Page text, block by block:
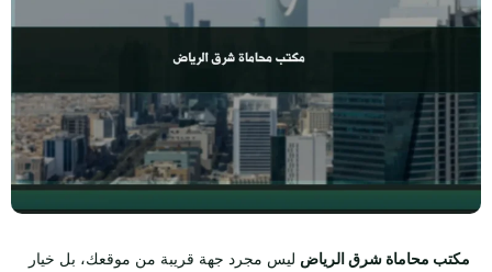
مكتب محاماة شرق الرياض ليس مجرد جهة قريبة من موقعك، بل خيار